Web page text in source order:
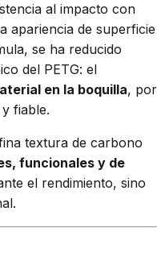
al impacto con
apariencia de superficie
se ha reducido
del PETG: el
en la boquilla, por
fiable.
textura de carbono
funcionales y de
el rendimiento, sino